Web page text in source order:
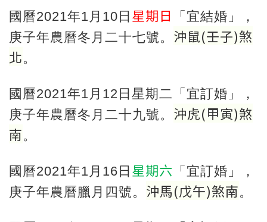
國曆2021年1月10日 星期日
「宜結婚」，
庚子年農曆冬月二十七號。 沖鼠(壬子)煞
北。
國曆2021年1月12日星期二「宜訂婚」，
庚子年農曆冬月二十九號。 沖虎(甲寅)煞
南。
國曆2021年1月16日 星期六 「宜訂婚」，
庚子年農曆臘月四號。 沖馬(戊午)煞南。